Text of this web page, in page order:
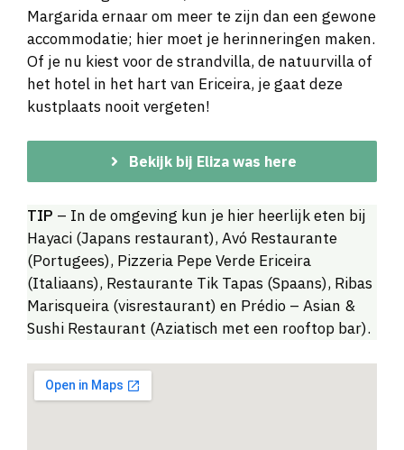
Margarida ernaar om meer te zijn dan een gewone
accommodatie; hier moet je herinneringen maken.
Of je nu kiest voor de strandvilla, de natuurvilla of
het hotel in het hart van Ericeira, je gaat deze
kustplaats nooit vergeten!
Bekijk bij Eliza was here
TIP – In de omgeving kun je hier heerlijk eten bij
Hayaci (Japans restaurant), Avó Restaurante
(Portugees), Pizzeria Pepe Verde Ericeira
(Italiaans), Restaurante Tik Tapas (Spaans), Ribas
Marisqueira (visrestaurant) en Prédio – Asian &
Sushi Restaurant (Aziatisch met een rooftop bar).